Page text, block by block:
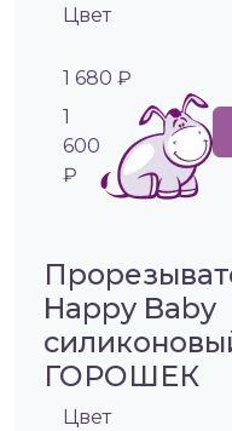
Цвет
1 680 ₽
1
600
₽
Happy Baby
ГОРОШЕК
Цвет